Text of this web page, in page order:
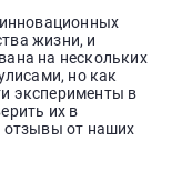
жизни, и
на нескольких
но как
эксперименты в
их в
отзывы от наших